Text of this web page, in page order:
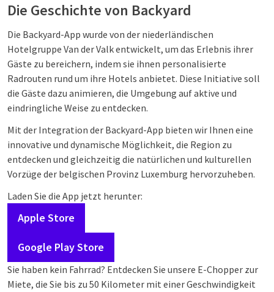
Die Geschichte von Backyard
Die Backyard-App wurde von der niederländischen
Hotelgruppe Van der Valk entwickelt, um das Erlebnis ihrer
Gäste zu bereichern, indem sie ihnen personalisierte
Radrouten rund um ihre Hotels anbietet. Diese Initiative soll
die Gäste dazu animieren, die Umgebung auf aktive und
eindringliche Weise zu entdecken.
Mit der Integration der Backyard-App bieten wir Ihnen eine
innovative und dynamische Möglichkeit, die Region zu
entdecken und gleichzeitig die natürlichen und kulturellen
Vorzüge der belgischen Provinz Luxemburg hervorzuheben.
Laden Sie die App jetzt herunter:
Apple Store
Google Play Store
Sie haben kein Fahrrad? Entdecken Sie unsere E-Chopper zur
Miete, die Sie bis zu 50 Kilometer mit einer Geschwindigkeit